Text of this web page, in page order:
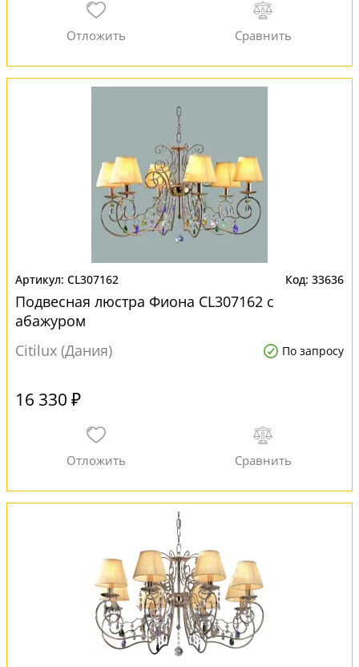
CL307162 33636
Подвесная люстра Фиона CL307162 с
абажуром
Citilux (Дания)
По запросу
16 330 ₽